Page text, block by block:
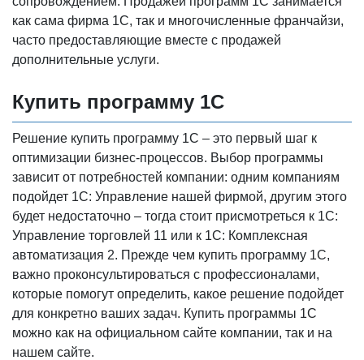
как сама фирма 1С, так и многочисленные франчайзи,
часто предоставляющие вместе с продажей
дополнительные услуги.
Купить программу 1С
Решение купить программу 1С – это первый шаг к
оптимизации бизнес-процессов. Выбор программы
зависит от потребностей компании: одним компаниям
подойдет 1С: Управление нашей фирмой, другим этого
будет недостаточно – тогда стоит присмотреться к 1С:
Управление торговлей 11 или к 1С: Комплексная
автоматизация 2. Прежде чем купить программу 1С,
важно проконсультироваться с профессионалами,
которые помогут определить, какое решение подойдет
для конкретно ваших задач. Купить программы 1С
можно как на официальном сайте компании, так и на
нашем сайте.